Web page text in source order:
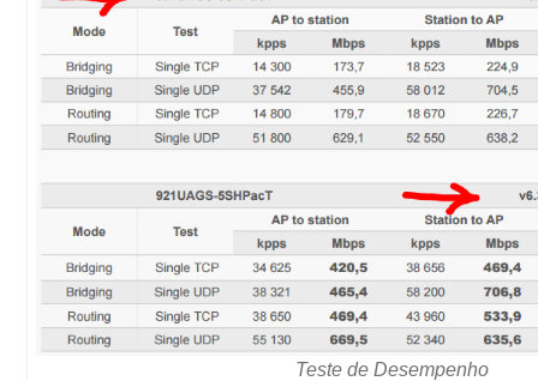
Teste de Desempenho